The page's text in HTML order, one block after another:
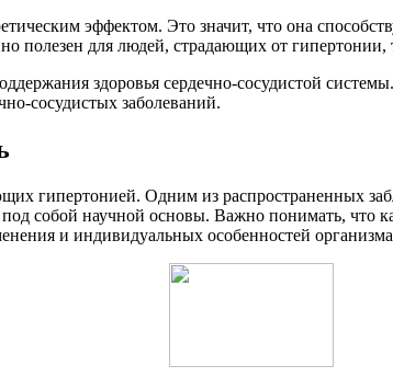
эффектом. Это значит, что она
полезен для людей, страдающих от
здоровья сердечно-сосудистой
сосудистых заболеваний.
гипертонией. Одним из распространенных
собой научной основы. Важно понимать, что
и индивидуальных особенностей